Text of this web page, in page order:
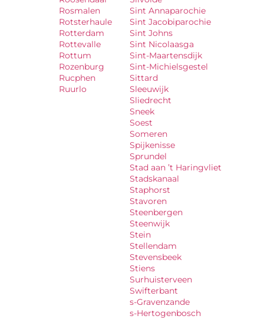
Rosmalen
Rotsterhaule
Rotterdam
Rottevalle
Rottum
Rozenburg
Rucphen
Ruurlo
Sint Annaparochie
Sint Jacobiparochie
Sint Johns
Sint Nicolaasga
Sint-Maartensdijk
Sint-Michielsgestel
Sittard
Sleeuwijk
Sliedrecht
Sneek
Soest
Someren
Spijkenisse
Sprundel
Stad aan ’t Haringvliet
Stadskanaal
Staphorst
Stavoren
Steenbergen
Steenwijk
Stein
Stellendam
Stevensbeek
Stiens
Surhuisterveen
Swifterbant
s-Gravenzande
s-Hertogenbosch